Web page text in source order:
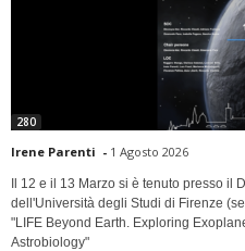
280
Irene Parenti - 1 Agosto 2026
Il 12 e il 13 Marzo si è tenuto presso il
dell'Università degli Studi di Firenze
"LIFE Beyond Earth. Exploring
Astrobiology"